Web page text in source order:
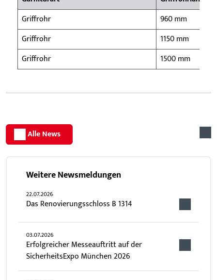
Griffrohr
960 mm
Griffrohr
1150 mm
Griffrohr
1500 mm
Alle News
Weitere Newsmeldungen
22.07.2026
Das Renovierungsschloss B 1314
03.07.2026
Erfolgreicher Messeauftritt auf der
SicherheitsExpo München 2026